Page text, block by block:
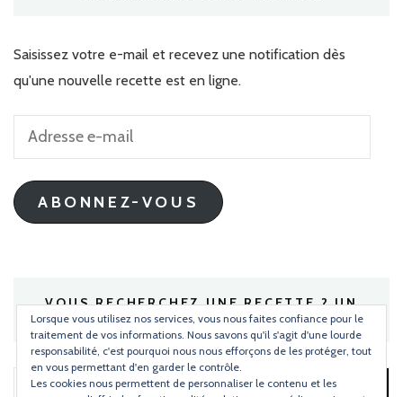
Saisissez votre e-mail et recevez une notification dès
qu'une nouvelle recette est en ligne.
Adresse
mail
ABONNEZ-VOUS
VOUS RECHERCHEZ UNE RECETTE ? UN
INGRÉDIENT ?
Rechercher :
Lorsque vous utilisez nos services, vous nous faites confiance pour le
traitement de vos informations. Nous savons qu'il s'agit d'une lourde
responsabilité, c'est pourquoi nous nous efforçons de les protéger, tout
en vous permettant d'en garder le contrôle.
Les cookies nous permettent de personnaliser le contenu et les